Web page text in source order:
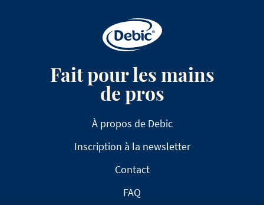
Fait pour les mains
de pros
À propos de Debic
Inscription à la newsletter
Contact
FAQ